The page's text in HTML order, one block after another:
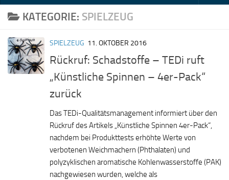
KATEGORIE: SPIELZEUG
SPIELZEUG 11. OKTOBER 2016
Rückruf: Schadstoffe – TEDi ruft
„Künstliche Spinnen – 4er-Pack“
zurück
Das TEDi-Qualitätsmanagement informiert über den
Rückruf des Artikels „Künstliche Spinnen 4er-Pack“,
nachdem bei Produkttests erhöhte Werte von
verbotenen Weichmachern (Phthalaten) und
polyzyklischen aromatische Kohlenwasserstoffe (PAK)
nachgewiesen wurden, welche als